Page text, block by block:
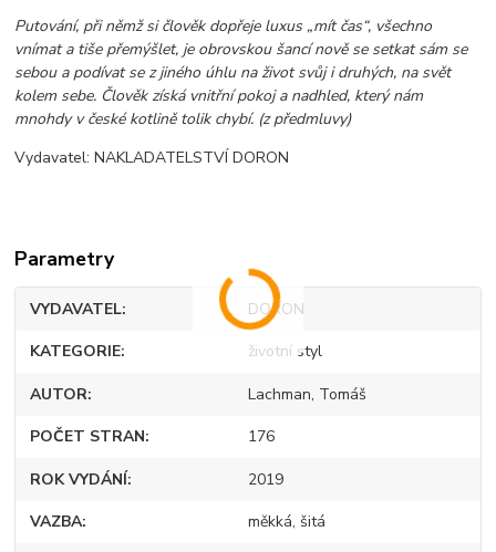
Putování, při němž si člověk dopřeje luxus „mít čas“, všechno
vnímat a tiše přemýšlet, je obrovskou šancí nově se setkat sám se
sebou a podívat se z jiného úhlu na život svůj i druhých, na svět
kolem sebe. Člověk získá vnitřní pokoj a nadhled, který nám
mnohdy v české kotlině tolik chybí. (z předmluvy)
Vydavatel: NAKLADATELSTVÍ DORON
Parametry
VYDAVATEL DORON
KATEGORIE životní styl
AUTOR Lachman, Tomáš
POČET STRAN 176
ROK VYDÁNÍ 2019
VAZBA měkká, šitá